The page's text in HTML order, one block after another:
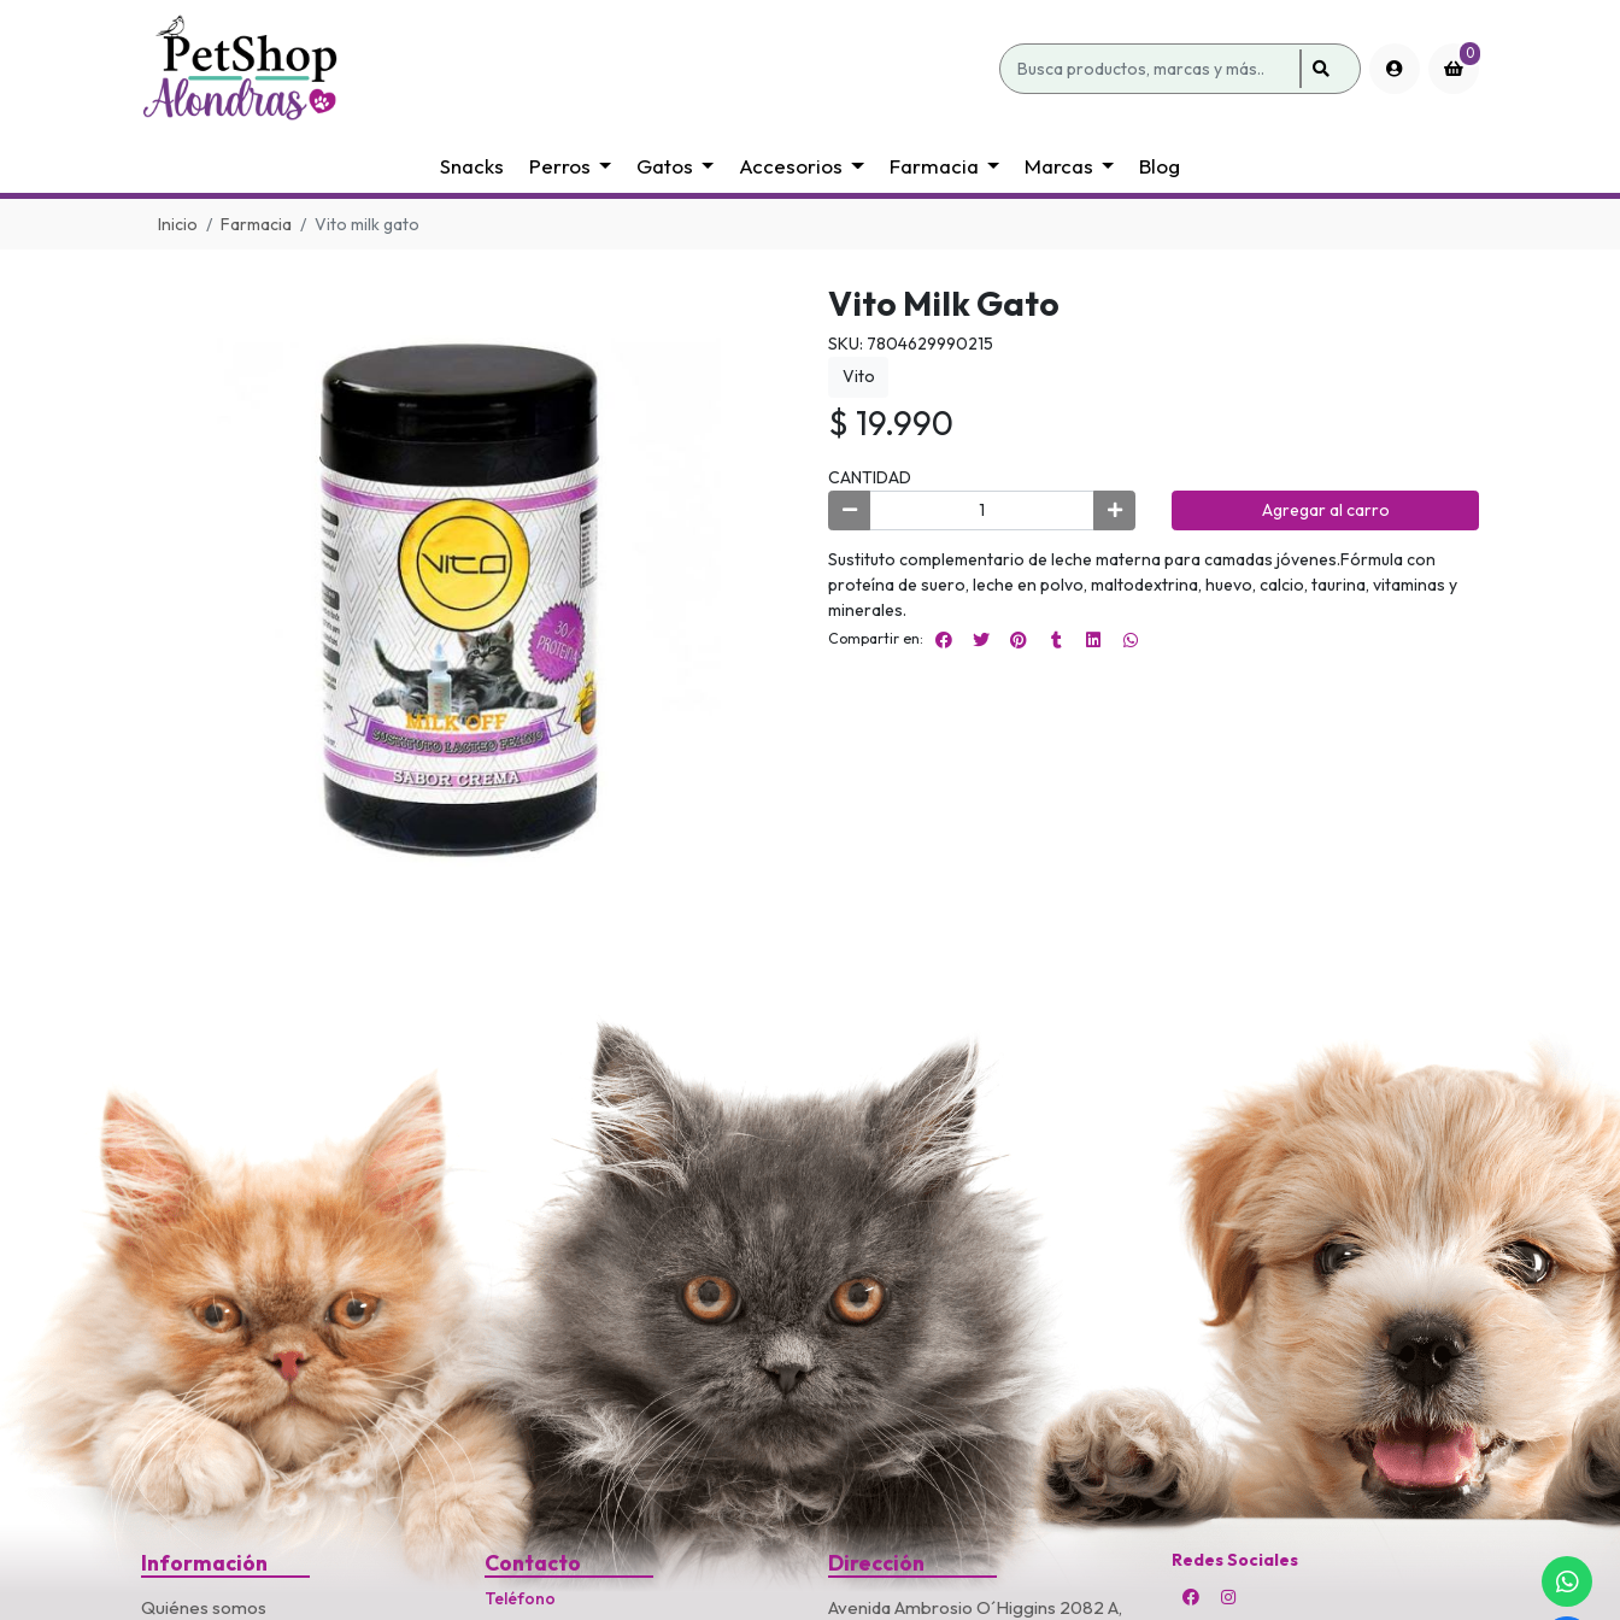
0
Snacks Perros Gatos Accesorios Farmacia Marcas Blog
Inicio Farmacia Vito milk gato
Vito Milk Gato
SKU: 7804629990215
Vito
$ 19.990
CANTIDAD
Agregar al carro
Sustituto complementario de leche materna para camadas jóvenes.Fórmula con
proteína de suero, leche en polvo, maltodextrina, huevo, calcio, taurina, vitaminas y
minerales.
Compartir en:
Información
Quiénes somos
Contacto
Teléfono
Dirección
Avenida Ambrosio O´Higgins 2082 A,
Redes Sociales